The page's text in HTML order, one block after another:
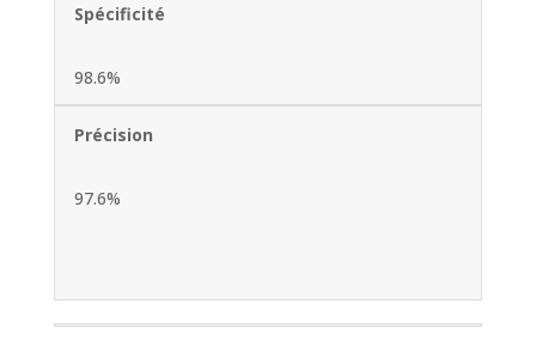
Spécificité
98.6%
Précision
97.6%